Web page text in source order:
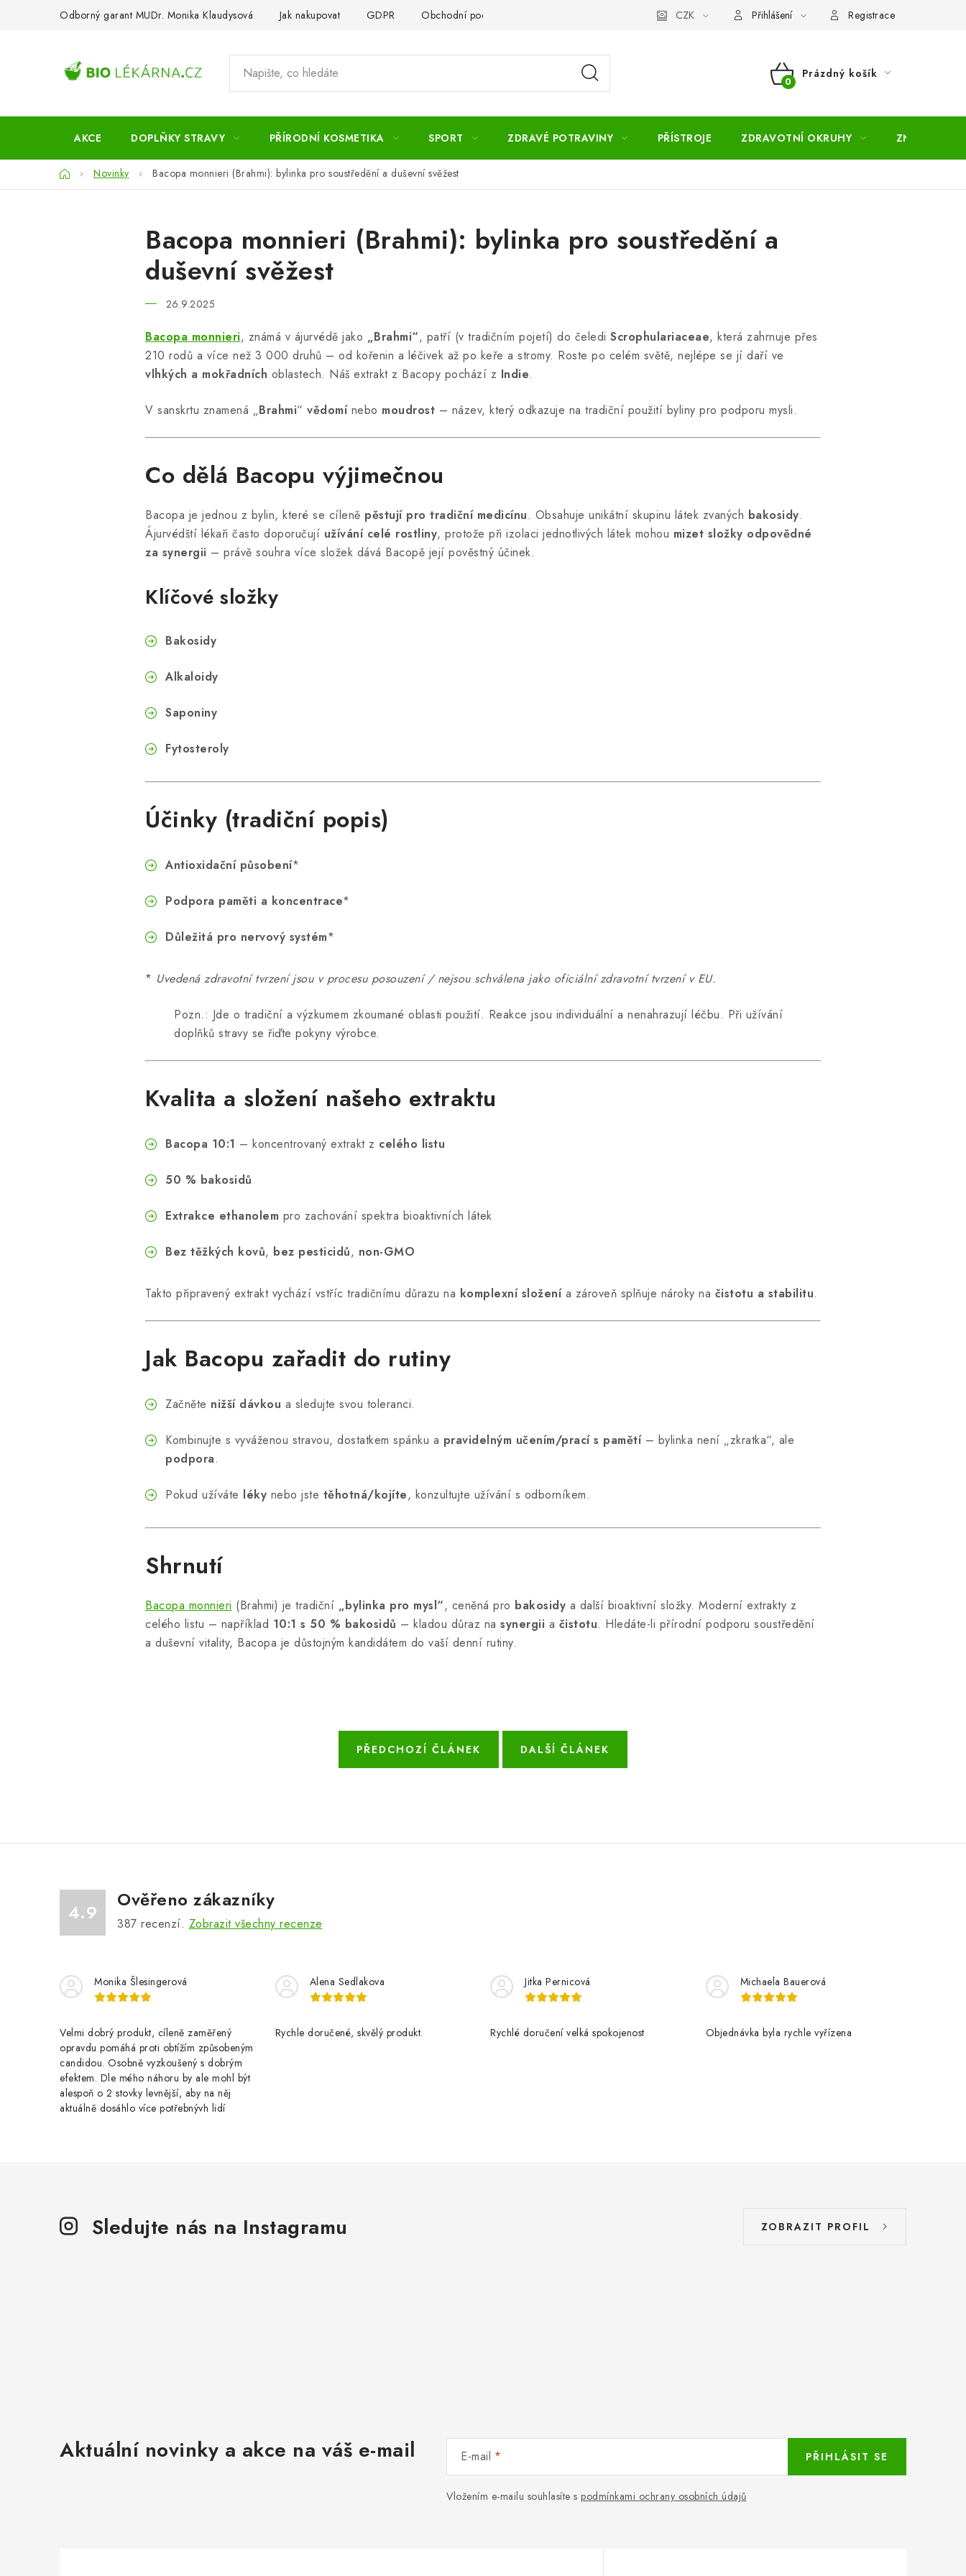
Odborný garant MUDr. Monika Klaudysová Jak nakupovat GDPR Obchodní podmínky Slovník pojmů Moje objednávka Mapa serveru
CZK Přihlášení Registrace
NÁKUPNÍ
Prázdný košík
AKCE DOPLŇKY STRAVY PŘÍRODNÍ KOSMETIKA SPORT ZDRAVÉ POTRAVINY PŘÍSTROJE ZDRAVOTNÍ OKRUHY ZNAČKY
DomůNovinky Bacopa monnieri (Brahmi): bylinka pro soustředění a duševní svěžest
Bacopa monnieri (Brahmi): bylinka pro soustředění a
duševní svěžest
26.9.2025
Bacopa monnieri, známá v ájurvédě jako „Brahmi“, patří (v tradičním pojetí) do čeledi Scrophulariaceae, která zahrnuje přes
210 rodů a více než 3 000 druhů – od kořenin a léčivek až po keře a stromy. Roste po celém světě, nejlépe se jí daří ve
vlhkých a mokřadních oblastech. Náš extrakt z Bacopy pochází z Indie.
V sanskrtu znamená „Brahmi“ vědomínebo moudrost – název, který odkazuje na tradiční použití byliny pro podporu mysli.
Co dělá Bacopu výjimečnou
Bacopa je jednou z bylin, které se cíleně pěstují pro tradiční medicínu. Obsahuje unikátní skupinu látek zvaných bakosidy.
Ájurvédští lékaři často doporučují užívání celé rostliny, protože při izolaci jednotlivých látek mohou mizet složky odpovědné
za synergii – právě souhra více složek dává Bacopě její pověstný účinek.
Klíčové složky
Bakosidy
Alkaloidy
Saponiny
Fytosteroly
Účinky (tradiční popis)
Antioxidační působení*
Podpora paměti a koncentrace*
Důležitá pro nervový systém*
* Uvedená zdravotní tvrzení jsou v procesu posouzení / nejsou schválena jako oficiální zdravotní tvrzení v EU.
Pozn.: Jde o tradiční a výzkumem zkoumané oblasti použití. Reakce jsou individuální a nenahrazují léčbu. Při užívání
doplňků stravy se řiďte pokyny výrobce.
Kvalita a složení našeho extraktu
Bacopa 10:1 – koncentrovaný extrakt z celého listu
50 % bakosidů
Extrakce ethanolem pro zachování spektra bioaktivních látek
Bez těžkých kovů, bez pesticidů, non-GMO
Takto připravený extrakt vychází vstříc tradičnímu důrazu na komplexní složenía zároveň splňuje nároky na čistotu a stabilitu.
Jak Bacopu zařadit do rutiny
Začněte nižší dávkou a sledujte svou toleranci.
Kombinujte s vyváženou stravou, dostatkem spánku a pravidelným učením/prací s pamětí– bylinka není „zkratka“, ale
podpora.
Pokud užíváte léky nebo jste těhotná/kojíte, konzultujte užívání s odborníkem.
Shrnutí
Bacopa monnieri (Brahmi) je tradiční „bylinka pro mysl“, ceněná pro bakosidy a další bioaktivní složky. Moderní extrakty z
celého listu – například 10:1 s 50 % bakosidů – kladou důraz na synergii a čistotu. Hledáte-li přírodní podporu soustředění
a duševní vitality, Bacopa je důstojným kandidátem do vaší denní rutiny.
PŘEDCHOZÍ ČLÁNEK DALŠÍ ČLÁNEK
4.9
Ověřeno zákazníky
387 recenzí. Zobrazit všechny recenze
Monika Šlesingerová
Velmi dobrý produkt, cíleně zaměřený
opravdu pomáhá proti obtížím způsobeným
candidou. Osobně vyzkoušený s dobrým
efektem. Dle mého náhoru by ale mohl být
alespoň o 2 stovky levnější, aby na něj
aktuálně dosáhlo více potřebnývh lidí
Alena Sedlakova
Rychle doručené, skvělý produkt.
Jitka Pernicová
Rychlé doručení velká spokojenost
Michaela Bauerová
Objednávka byla rychle vyřízena
Sledujte nás na Instagramu ZOBRAZIT PROFIL
Aktuální novinky a akce na váš e-mail E-mail
Vložením e-mailu souhlasíte s podmínkami ochrany osobních údajů
PŘIHLÁSIT SE